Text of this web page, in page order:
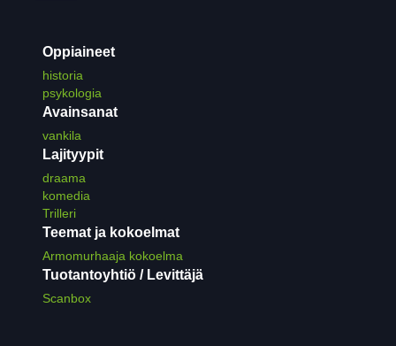
Oppiaineet
historia
psykologia
Avainsanat
vankila
Lajityypit
draama
komedia
Trilleri
Teemat ja kokoelmat
Armomurhaaja kokoelma
Tuotantoyhtiö / Levittäjä
Scanbox